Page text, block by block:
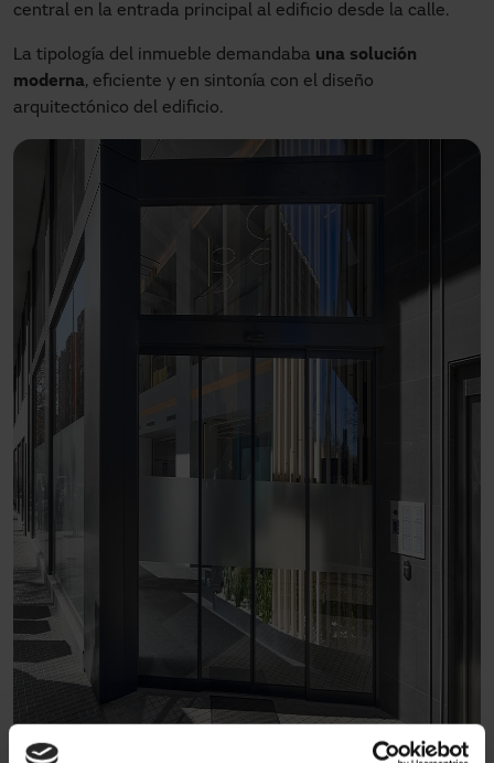
central en la entrada principal al edificio desde la calle.
La tipología del inmueble demandaba una solución
moderna, eficiente y en sintonía con el diseño
arquitectónico del edificio.